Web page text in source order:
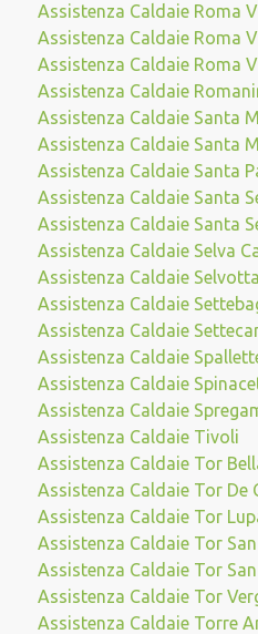
Assistenza Caldaie Roma
Assistenza Caldaie Roma
Assistenza Caldaie Roma
Assistenza Caldaie
Assistenza Caldaie Santa
Assistenza Caldaie Santa
Assistenza Caldaie Santa
Assistenza Caldaie Santa
Assistenza Caldaie Santa
Assistenza Caldaie Selva
Assistenza Caldaie Selvotta
Assistenza Caldaie
Assistenza Caldaie
Assistenza Caldaie
Assistenza Caldaie
Assistenza Caldaie
Assistenza Caldaie Tivoli
Assistenza Caldaie Tor
Assistenza Caldaie Tor De
Assistenza Caldaie Tor
Assistenza Caldaie Tor
Assistenza Caldaie Tor
Assistenza Caldaie Tor
Assistenza Caldaie Torre